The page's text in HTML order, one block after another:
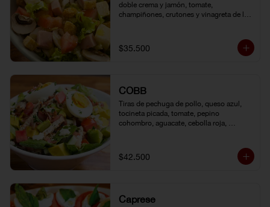
doble crema y jamón, tomate,
champiñones, crutones y vinagreta de la
$35.500
COBB
Tiras de pechuga de pollo, queso azul,
tocineta picada, tomate, pepino
cohombro, aguacate, cebolla roja,
$42.500
Caprese